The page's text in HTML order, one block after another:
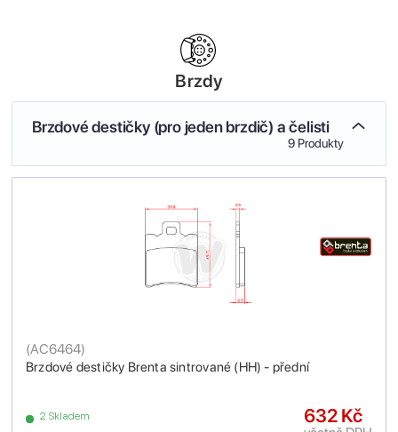
Brzdy
Brzdové destičky (pro jeden brzdič) a čelisti
9 Produkty
Brzdové destičky Brenta sintrované (HH) - přední
(AC6464)
2 Skladem 632 Kč